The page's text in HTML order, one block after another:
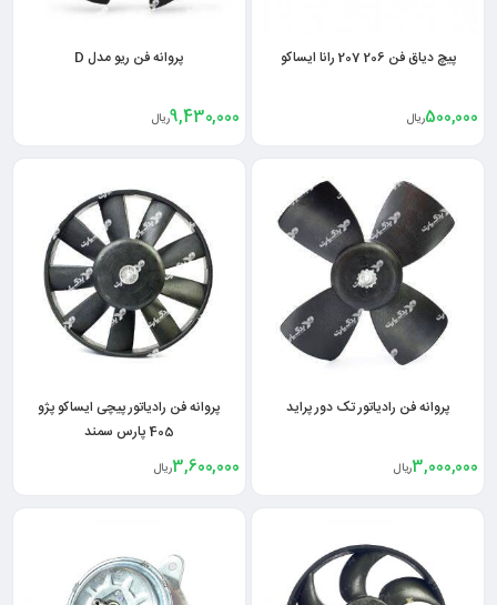
پیچ دیاق فن 206 207 رانا ایساکو
500,000ریال
پروانه فن ریو مدل D
9,430,000ریال
پروانه فن رادیاتور تک دور پراید
3,000,000ریال
پروانه فن رادیاتور پیچی ایساکو پژو
405 پارس سمند
3,600,000ریال